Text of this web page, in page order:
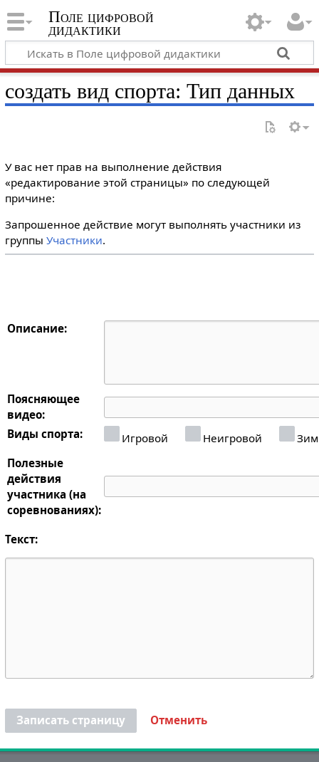
Поле цифровой
дидактики
создать вид спорта: Тип данных
У вас нет прав на выполнение действия
«редактирование этой страницы» по следующей
причине:
Запрошенное действие могут выполнять участники из
группы Участники.
Описание:
Поясняющее
видео:
Виды спорта:
Игровой Неигровой
Полезные
действия
участника (на
соревнованиях):
Текст:
Записать страницу Отменить